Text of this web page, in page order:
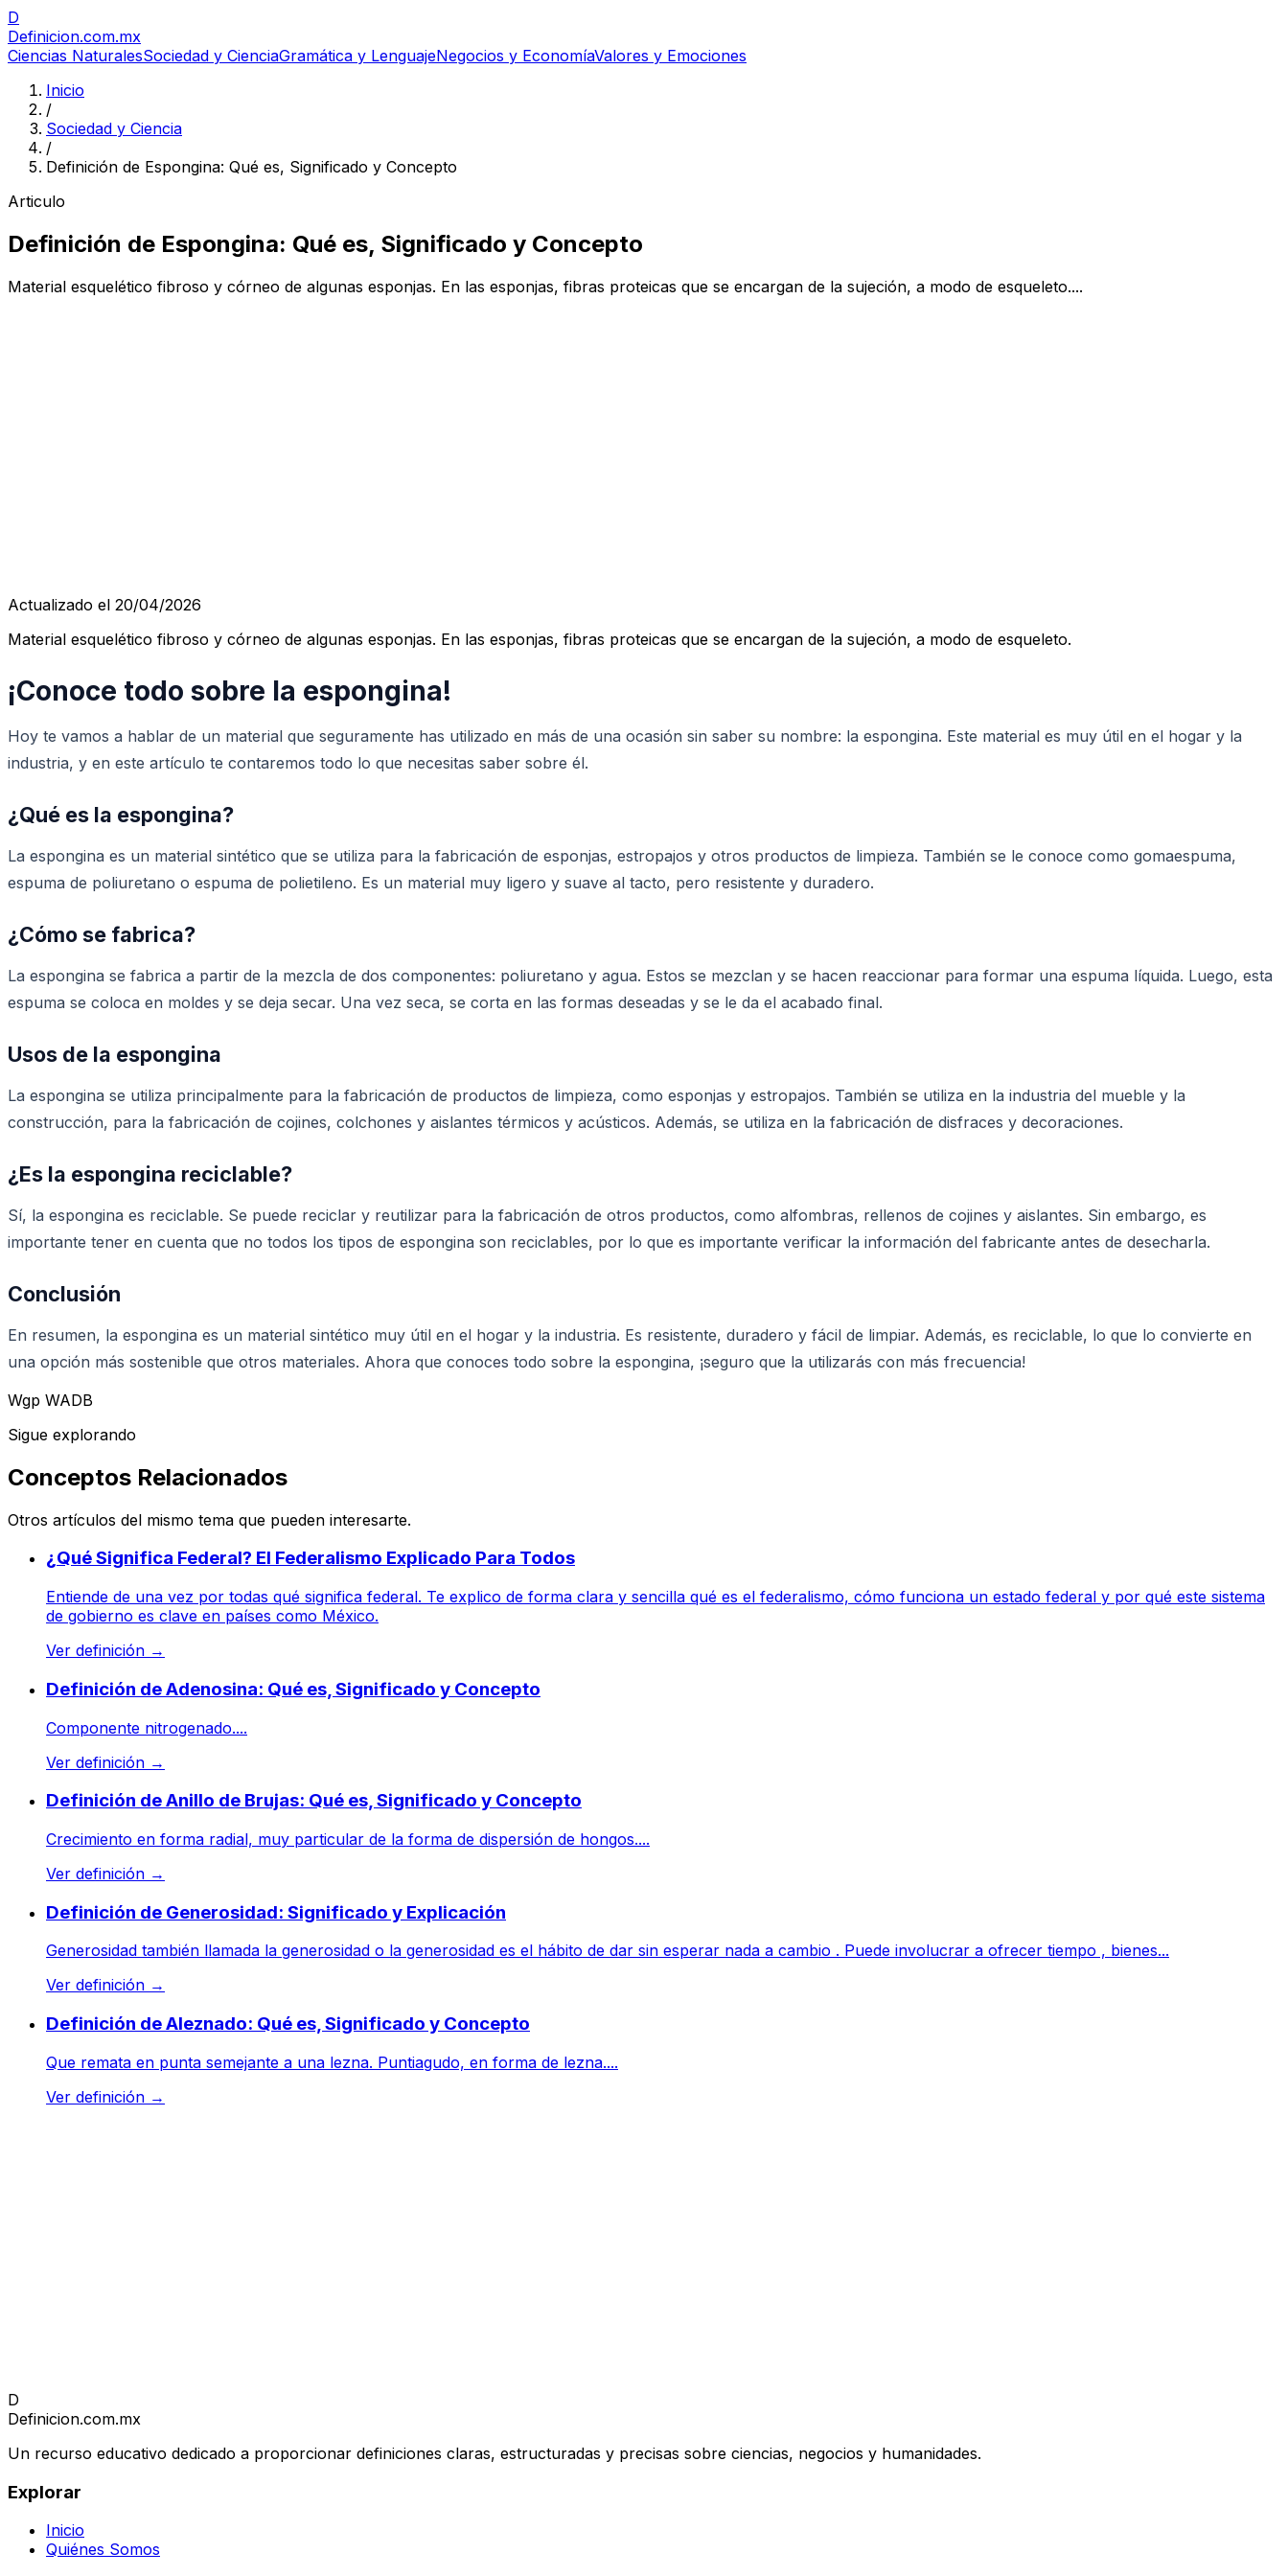
D
Definicion.com.mx
Ciencias NaturalesSociedad y CienciaGramática y LenguajeNegocios y EconomíaValores y Emociones
Inicio
/
Sociedad y Ciencia
/
Definición de Espongina: Qué es, Significado y Concepto
Articulo
Definición de Espongina: Qué es, Significado y Concepto
Material esquelético fibroso y córneo de algunas esponjas. En las esponjas, fibras proteicas que se encargan de la sujeción, a modo de esqueleto....
Actualizado el 20/04/2026
Material esquelético fibroso y córneo de algunas esponjas. En las esponjas, fibras proteicas que se encargan de la sujeción, a modo de esqueleto.
¡Conoce todo sobre la espongina!
Hoy te vamos a hablar de un material que seguramente has utilizado en más de una ocasión sin saber su nombre: la espongina. Este material es muy útil en el hogar y la
industria, y en este artículo te contaremos todo lo que necesitas saber sobre él.
¿Qué es la espongina?
La espongina es un material sintético que se utiliza para la fabricación de esponjas, estropajos y otros productos de limpieza. También se le conoce como gomaespuma,
espuma de poliuretano o espuma de polietileno. Es un material muy ligero y suave al tacto, pero resistente y duradero.
¿Cómo se fabrica?
La espongina se fabrica a partir de la mezcla de dos componentes: poliuretano y agua. Estos se mezclan y se hacen reaccionar para formar una espuma líquida. Luego, esta
espuma se coloca en moldes y se deja secar. Una vez seca, se corta en las formas deseadas y se le da el acabado final.
Usos de la espongina
La espongina se utiliza principalmente para la fabricación de productos de limpieza, como esponjas y estropajos. También se utiliza en la industria del mueble y la
construcción, para la fabricación de cojines, colchones y aislantes térmicos y acústicos. Además, se utiliza en la fabricación de disfraces y decoraciones.
¿Es la espongina reciclable?
Sí, la espongina es reciclable. Se puede reciclar y reutilizar para la fabricación de otros productos, como alfombras, rellenos de cojines y aislantes. Sin embargo, es
importante tener en cuenta que no todos los tipos de espongina son reciclables, por lo que es importante verificar la información del fabricante antes de desecharla.
Conclusión
En resumen, la espongina es un material sintético muy útil en el hogar y la industria. Es resistente, duradero y fácil de limpiar. Además, es reciclable, lo que lo convierte en
una opción más sostenible que otros materiales. Ahora que conoces todo sobre la espongina, ¡seguro que la utilizarás con más frecuencia!
Wgp WADB
Sigue explorando
Conceptos Relacionados
Otros artículos del mismo tema que pueden interesarte.
¿Qué Significa Federal? El Federalismo Explicado Para Todos
Entiende de una vez por todas qué significa federal. Te explico de forma clara y sencilla qué es el federalismo, cómo funciona un estado federal y por qué este sistema
de gobierno es clave en países como México.
Ver definición →
Definición de Adenosina: Qué es, Significado y Concepto
Componente nitrogenado....
Ver definición →
Definición de Anillo de Brujas: Qué es, Significado y Concepto
Crecimiento en forma radial, muy particular de la forma de dispersión de hongos....
Ver definición →
Definición de Generosidad: Significado y Explicación
Generosidad también llamada la generosidad o la generosidad es el hábito de dar sin esperar nada a cambio . Puede involucrar a ofrecer tiempo , bienes...
Ver definición →
Definición de Aleznado: Qué es, Significado y Concepto
Que remata en punta semejante a una lezna. Puntiagudo, en forma de lezna....
Ver definición →
D
Definicion.com.mx
Un recurso educativo dedicado a proporcionar definiciones claras, estructuradas y precisas sobre ciencias, negocios y humanidades.
Explorar
Inicio
Quiénes Somos